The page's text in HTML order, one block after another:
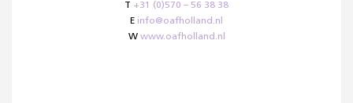
T +31 (0)570 – 56 38 38
E info@oafholland.nl
W www.oafholland.nl